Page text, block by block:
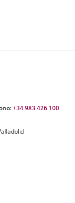
+34 983 426 100